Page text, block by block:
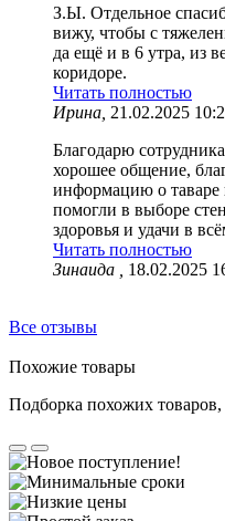
З.Ы. Отдельное
вижу, чтобы с
да ещё и в 6 утра,
коридоре.
Читать полностью
Ирина, 21.02.2025
Благодарю
хорошее общение,
информацию о таваре
помогли в выборе
здоровья и удачи в
Читать полностью
Зинаида ,
18.02.2025
Все отзывы
Похожие товары
Подборка похожих